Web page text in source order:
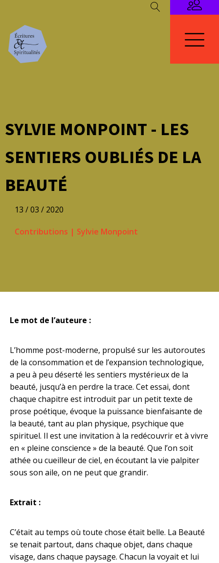
SYLVIE MONPOINT - LES
SENTIERS OUBLIÉS DE LA
BEAUTÉ
13 / 03 / 2020
Contributions | Sylvie Monpoint
Le mot de l’auteure :
L’homme post-moderne, propulsé sur les autoroutes
de la consommation et de l’expansion technologique,
a peu à peu déserté les sentiers mystérieux de la
beauté, jusqu’à en perdre la trace. Cet essai, dont
chaque chapitre est introduit par un petit texte de
prose poétique, évoque la puissance bienfaisante de
la beauté, tant au plan physique, psychique que
spirituel. Il est une invitation à la redécouvrir et à vivre
en « pleine conscience » de la beauté. Que l’on soit
athée ou cueilleur de ciel, en écoutant la vie palpiter
sous son aile, on ne peut que grandir.
Extrait :
C’était au temps où toute chose était belle. La Beauté
se tenait partout, dans chaque objet, dans chaque
visage, dans chaque paysage. Chacun la voyait et lui